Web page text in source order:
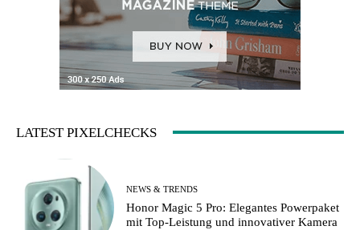
LATEST PIXELCHECKS
NEWS & TRENDS
Honor Magic 5 Pro: Elegantes Powerpaket
mit Top-Leistung und innovativer Kamera